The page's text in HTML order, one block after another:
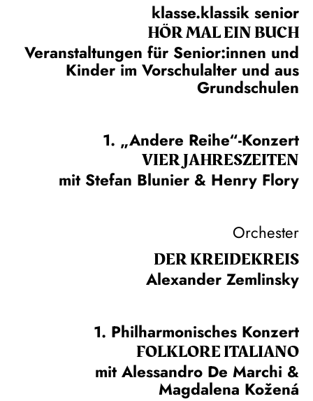
klasse.klassik senior
HÖR MAL EIN BUCH
Veranstaltungen für Senior:innen und
Kinder im Vorschulalter und aus
Grundschulen
1. „Andere Reihe“-Konzert
VIER JAHRESZEITEN
mit Stefan Blunier & Henry Flory
Orchester
DER KREIDE­KREIS
Alexander Zemlinsky
1. Philharmonisches Konzert
FOLKLORE ITALIANO
mit Alessandro De Marchi &
Magdalena Kožená